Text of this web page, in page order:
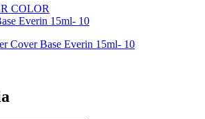
COLOR
Everin 15ml- 10